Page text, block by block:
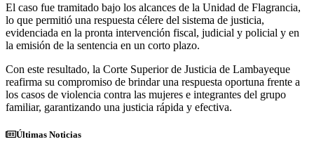
El caso fue tramitado bajo los alcances de la Unidad de Flagrancia,
lo que permitió una respuesta célere del sistema de justicia,
evidenciada en la pronta intervención fiscal, judicial y policial y en
la emisión de la sentencia en un corto plazo.
Con este resultado, la Corte Superior de Justicia de Lambayeque
reafirma su compromiso de brindar una respuesta oportuna frente a
los casos de violencia contra las mujeres e integrantes del grupo
familiar, garantizando una justicia rápida y efectiva.
Últimas Noticias